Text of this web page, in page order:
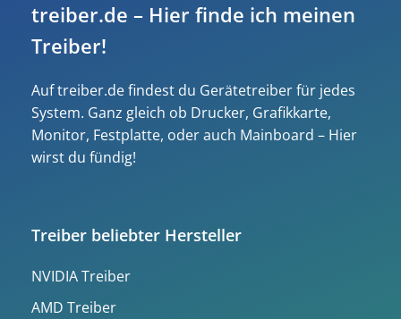
treiber.de – Hier finde ich meinen
Treiber!
Auf treiber.de findest du Gerätetreiber für jedes
System. Ganz gleich ob Drucker, Grafikkarte,
Monitor, Festplatte, oder auch Mainboard – Hier
wirst du fündig!
Treiber beliebter Hersteller
NVIDIA Treiber
AMD Treiber